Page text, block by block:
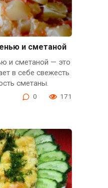
и сметаной
и сметаной — это
в себе свежесть
сметаны.
0 171